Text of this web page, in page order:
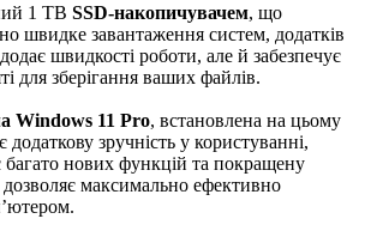
1 TB SSD-накопичувачем, що
швидке завантаження систем, додатків
швидкості роботи, але й забезпечує
для зберігання ваших файлів.
Windows 11 Pro, встановлена на цьому
зручність у користуванні,
багато нових функцій та покращену
максимально ефективно